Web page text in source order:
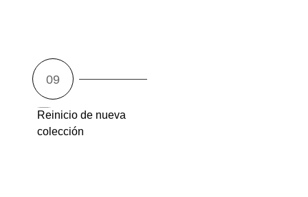
Reinicio de nueva
colección